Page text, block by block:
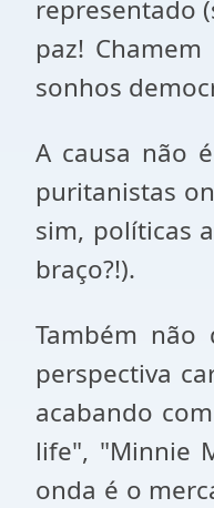
representado
paz!
sonhos
A causa não
puritanistas
sim, políticas
braço?!).
Também
perspectiva
acabando
life", "Minnie
onda é o